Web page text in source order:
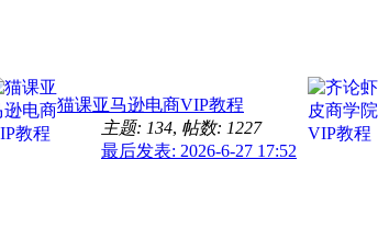
猫课亚马逊电商VIP教程
主题: 134, 帖数: 1227
最后发表: 2026-6-27 17:52